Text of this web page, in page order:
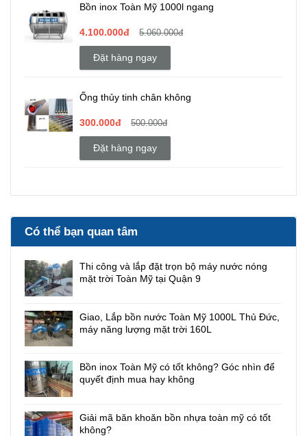
Bồn inox Toàn Mỹ 1000l ngang
4.100.000đ 5.060.000đ
Đặt hàng ngay
Ống thủy tinh chân không
300.000đ 500.000đ
Đặt hàng ngay
Có thể bạn quan tâm
Thi công và lắp đặt trọn bộ máy nước nóng
mặt trời Toàn Mỹ tại Quận 9
Giao, Lắp bồn nước Toàn Mỹ 1000L Thủ Đức,
máy năng lượng mặt trời 160L
Bồn inox Toàn Mỹ có tốt không? Góc nhìn để
quyết định mua hay không
Giải mã băn khoăn bồn nhựa toàn mỹ có tốt
không?